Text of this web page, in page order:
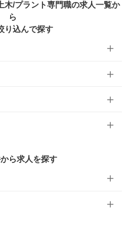
木/プラント専門職の求人一覧か
ら
り込んで探す
ら求人を探す